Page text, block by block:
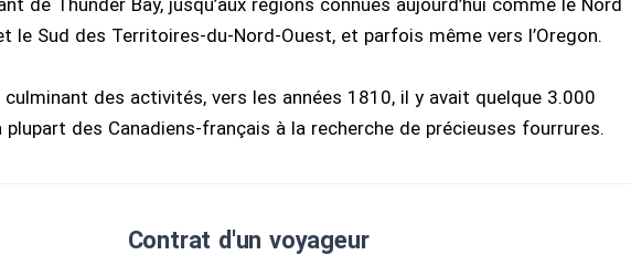
de Thunder Bay, jusqu’aux régions connues aujourd’hui comme le Nord
le Sud des Territoires-du-Nord-Ouest, et parfois même vers l’Oregon.
des activités, vers les années 1810, il y avait quelque 3.000
plupart des Canadiens-français à la recherche de précieuses fourrures.
Contrat d'un voyageur